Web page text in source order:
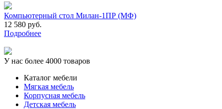
Компьютерный стол Милан-1ПР (МФ)
12 580 руб.
Подробнее
У нас более 4000 товаров
Каталог мебели
Мягкая мебель
Корпусная мебель
Детская мебель